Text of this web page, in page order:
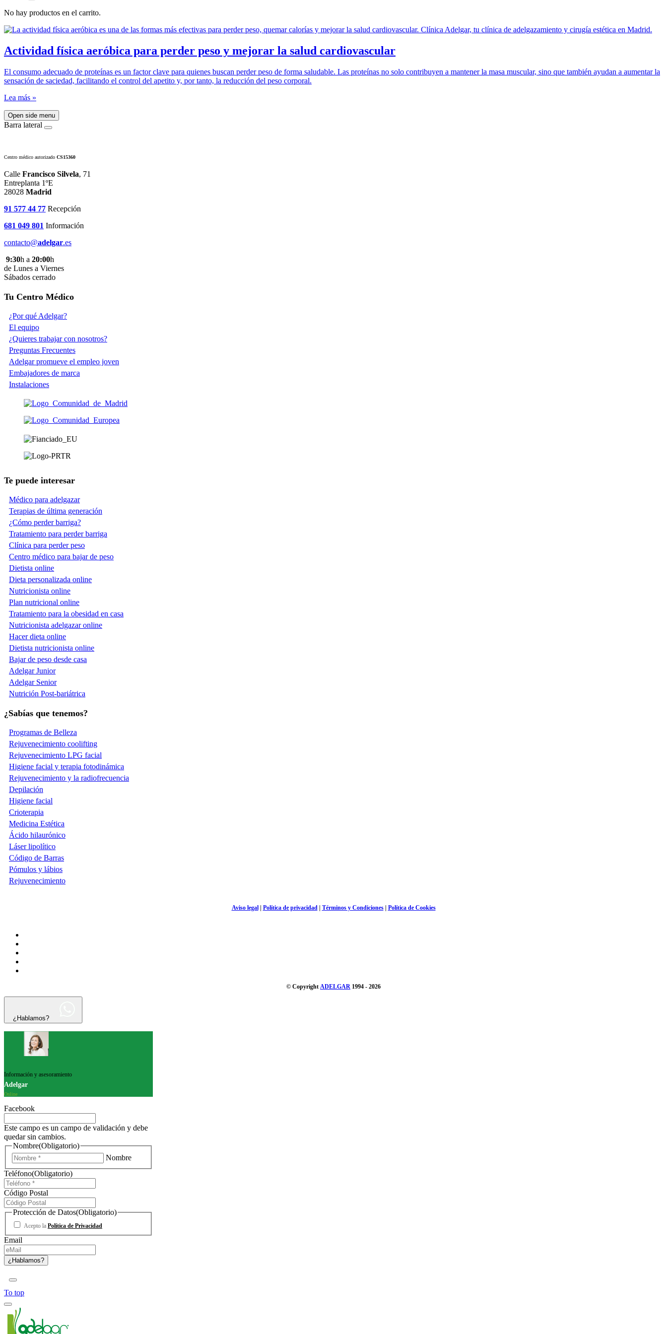
No hay productos en el carrito.
Actividad física aeróbica para perder peso y mejorar la salud cardiovascular
El consumo adecuado de proteínas es un factor clave para quienes buscan perder peso de forma saludable. Las proteínas no solo contribuyen a mantener la masa muscular, sino que también ayudan a aumentar la
sensación de saciedad, facilitando el control del apetito y, por tanto, la reducción del peso corporal.
Lea más »
Open side menu
Barra lateral
Centro médico autorizado CS15360
Calle Francisco Silvela, 71
Entreplanta 1ºE
28028 Madrid
91 577 44 77 Recepción
681 049 801 Información
contacto@adelgar.es
9:30h a 20:00h
de Lunes a Viernes
Sábados cerrado
Tu Centro Médico
¿Por qué Adelgar?
El equipo
¿Quieres trabajar con nosotros?
Preguntas Frecuentes
Adelgar promueve el empleo joven
Embajadores de marca
Instalaciones
Te puede interesar
Médico para adelgazar
Terapias de última generación
¿Cómo perder barriga?
Tratamiento para perder barriga
Clínica para perder peso
Centro médico para bajar de peso
Dietista online
Dieta personalizada online
Nutricionista online
Plan nutricional online
Tratamiento para la obesidad en casa
Nutricionista adelgazar online
Hacer dieta online
Dietista nutricionista online
Bajar de peso desde casa
Adelgar Junior
Adelgar Senior
Nutrición Post-bariátrica
¿Sabías que tenemos?
Programas de Belleza
Rejuvenecimiento coolifting
Rejuvenecimiento LPG facial
Higiene facial y terapia fotodinámica
Rejuvenecimiento y la radiofrecuencia
Depilación
Higiene facial
Crioterapia
Medicina Estética
Ácido hilaurónico
Láser lipolítico
Código de Barras
Pómulos y lábios
Rejuvenecimiento
Aviso legal| Política de privacidad | Términos y Condiciones| Política de Cookies
© Copyright ADELGAR 1994 - 2026
¿Hablamos?
Información y asesoramiento
Adelgar
Online
Facebook
Este campo es un campo de validación y debe
quedar sin cambios.
Nombre(Obligatorio)
Nombre
Teléfono(Obligatorio)
Código Postal
Protección de Datos(Obligatorio)
Acepto la Política de Privacidad
Email
To top